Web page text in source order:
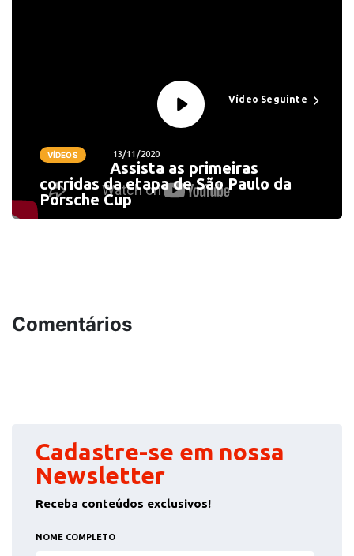
Vídeo Seguinte
VÍDEOS 13/11/2020
Assista as primeiras
corridas da etapa de São Paulo da
Porsche Cup
Comentários
Cadastre-se em nossa
Newsletter
Receba conteúdos exclusivos!
NOME COMPLETO